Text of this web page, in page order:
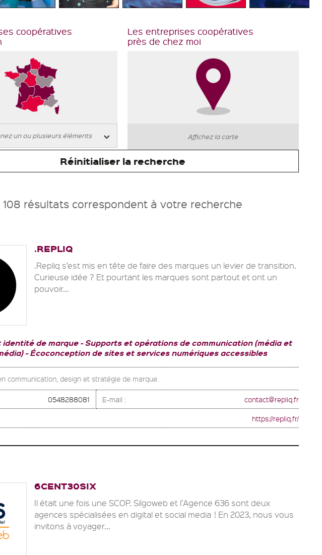
coopératives
Les entreprises coopératives
près de chez moi
Affichez la carte
Réinitialiser la recherche
108 résultats correspondent à votre recherche
.REPLIQ
.Repliq s’est mis en tête de faire des marques un levier de transition.
Curieuse idée ? Et pourtant les marques sont partout et ont un
pouvoir...
de marque Supports et opérations de communication (média et
Écoconception de sites et services numériques accessibles
communication, design et stratégie de marque.
0548288081 E-mail : contact@repliq.fr
https://repliq.fr/
6CENT30SIX
Il était une fois une SCOP. Silgoweb et l’Agence 636 sont deux
agences spécialisées en digital et social media ! En 2023, nous vous
invitons à voyager...